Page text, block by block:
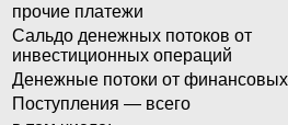
прочие платежи
Сальдо денежных потоков от
инвестиционных операций
Денежные потоки от
Поступления — всего